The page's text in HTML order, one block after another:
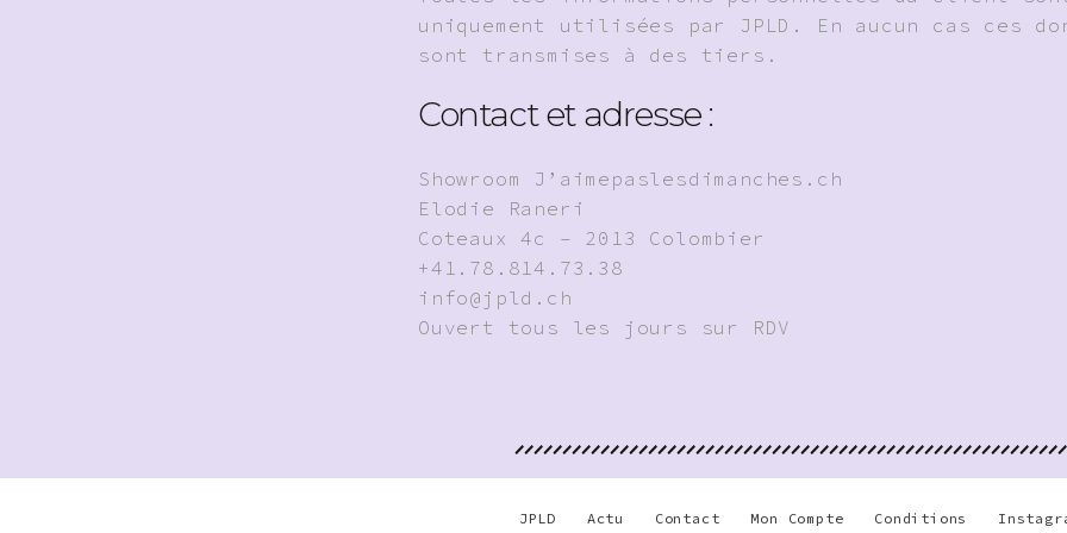
uniquement utilisées par JPLD. En aucun cas ces
sont transmises à des tiers.
Contact et adresse :
Showroom J’aimepaslesdimanches.ch
Elodie Raneri
Coteaux 4c – 2013 Colombier
+41.78.814.73.38
info@jpld.ch
Ouvert tous les jours sur RDV
JPLD Actu Contact Mon Compte Conditions